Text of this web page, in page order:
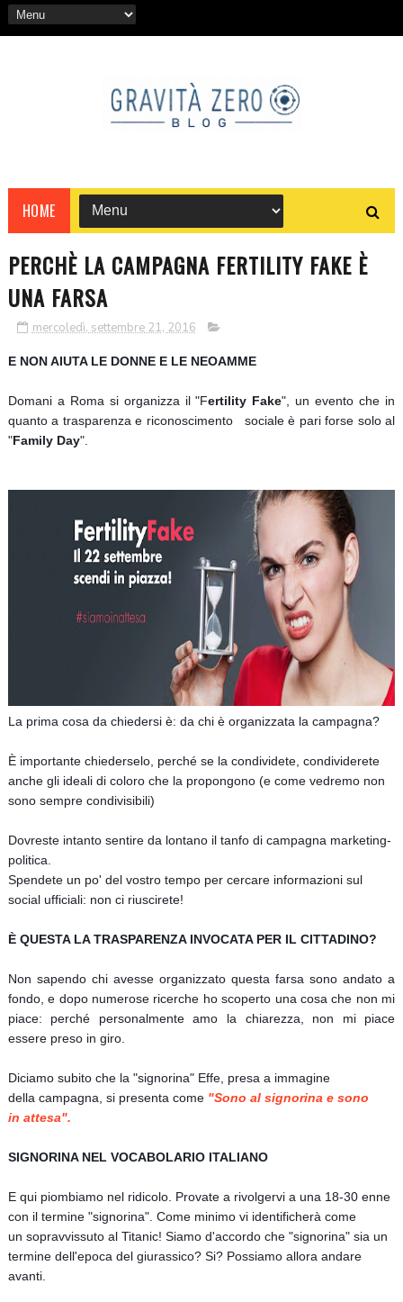
HOME
PERCHÈ LA CAMPAGNA FERTILITY FAKE È
UNA FARSA
mercoledì, settembre 21, 2016
E NON AIUTA LE DONNE E LE NEOAMME
Domani a Roma si organizza il "Fertility Fake", un evento che in
quanto a trasparenza e riconoscimento sociale è pari forse solo al
"Family Day".
La prima cosa da chiedersi è: da chi è organizzata la campagna?
È importante chiederselo, perché se la condividete, condividerete
anche gli ideali di coloro che la propongono (e come vedremo non
sono sempre condivisibili)
Dovreste intanto sentire da lontano il tanfo di campagna marketing-
politica.
Spendete un po' del vostro tempo per cercare informazioni sul
social ufficiali: non ci riuscirete!
È QUESTA LA TRASPARENZA INVOCATA PER IL CITTADINO?
Non sapendo chi avesse organizzato questa farsa sono andato a
fondo, e dopo numerose ricerche ho scoperto una cosa che non mi
piace: perché personalmente amo la chiarezza, non mi piace
essere preso in giro.
Diciamo subito che la "signorina" Effe, presa a immagine
della campagna, si presenta come "Sono al signorina e sono
in attesa".
SIGNORINA NEL VOCABOLARIO ITALIANO
E qui piombiamo nel ridicolo. Provate a rivolgervi a una 18-30 enne
con il termine "signorina". Come minimo vi identificherà come
un sopravvissuto al Titanic! Siamo d'accordo che "signorina" sia un
termine dell'epoca del giurassico? Si? Possiamo allora andare
avanti.